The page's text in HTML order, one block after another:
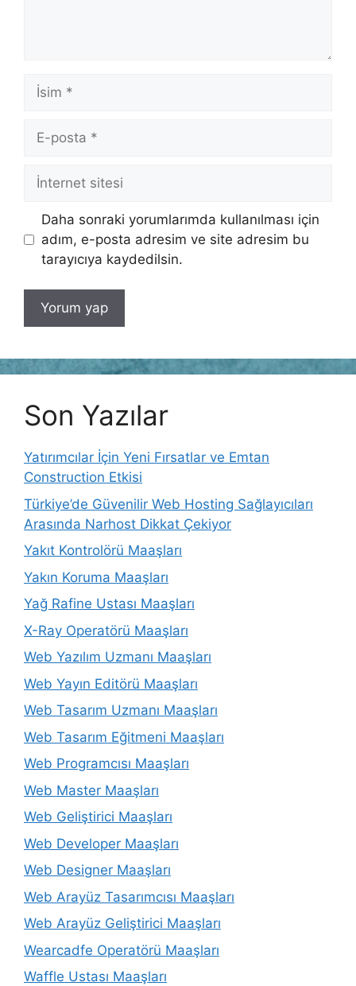
İsim
posta
İnternet
sitesi
Daha sonraki yorumlarımda kullanılması için
adım, e-posta adresim ve site adresim bu
tarayıcıya kaydedilsin.
Son Yazılar
Yatırımcılar İçin Yeni Fırsatlar ve Emtan
Construction Etkisi
Türkiye’de Güvenilir Web Hosting Sağlayıcıları
Arasında Narhost Dikkat Çekiyor
Yakıt Kontrolörü Maaşları
Yakın Koruma Maaşları
Yağ Rafine Ustası Maaşları
X-Ray Operatörü Maaşları
Web Yazılım Uzmanı Maaşları
Web Yayın Editörü Maaşları
Web Tasarım Uzmanı Maaşları
Web Tasarım Eğitmeni Maaşları
Web Programcısı Maaşları
Web Master Maaşları
Web Geliştirici Maaşları
Web Developer Maaşları
Web Designer Maaşları
Web Arayüz Tasarımcısı Maaşları
Web Arayüz Geliştirici Maaşları
Wearcadfe Operatörü Maaşları
Waffle Ustası Maaşları